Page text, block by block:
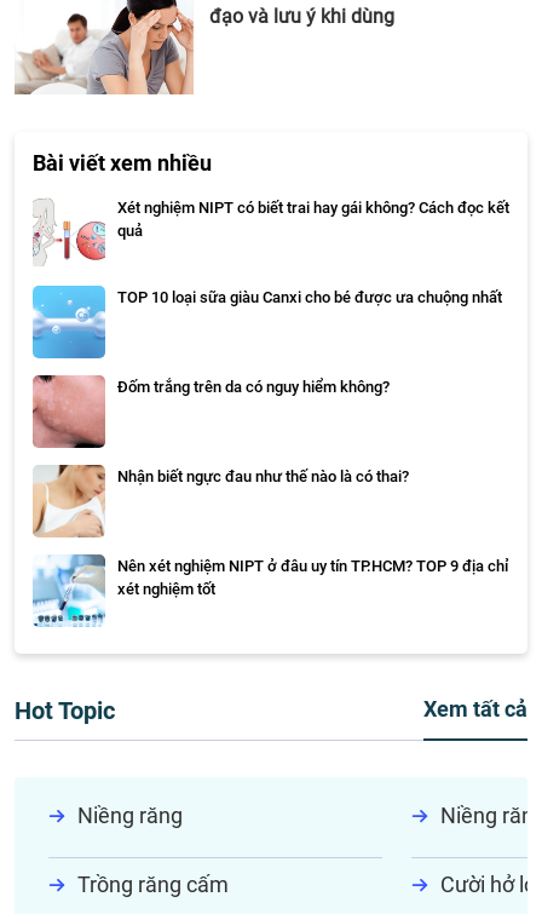
đạo và lưu ý khi dùng
Bài viết xem nhiều
Xét nghiệm NIPT có biết trai hay gái không? Cách đọc kết
quả
TOP 10 loại sữa giàu Canxi cho bé được ưa chuộng nhất
Đốm trắng trên da có nguy hiểm không?
Nhận biết ngực đau như thế nào là có thai?
Nên xét nghiệm NIPT ở đâu uy tín TP.HCM? TOP 9 địa chỉ
xét nghiệm tốt
Hot Topic Xem tất cả
Niềng răng Niềng
Trồng răng cấm Cười hở lợi